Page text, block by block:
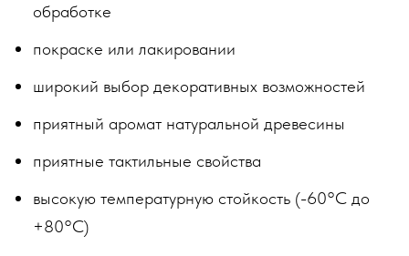
обработке
покраске или лакировании
широкий выбор декоративных возможностей
приятный аромат натуральной древесины
приятные тактильные свойства
высокую температурную стойкость (-60°С до
+80°С)